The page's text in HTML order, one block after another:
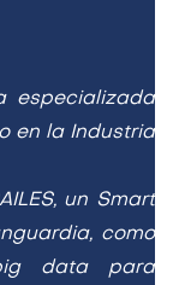
especializada
en la Industria
un Smart
como
data para